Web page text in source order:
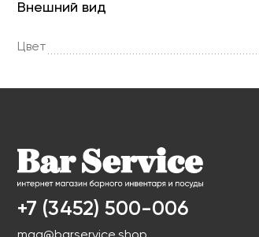
Внешний вид
Цвет
+7 (3452) 500-006